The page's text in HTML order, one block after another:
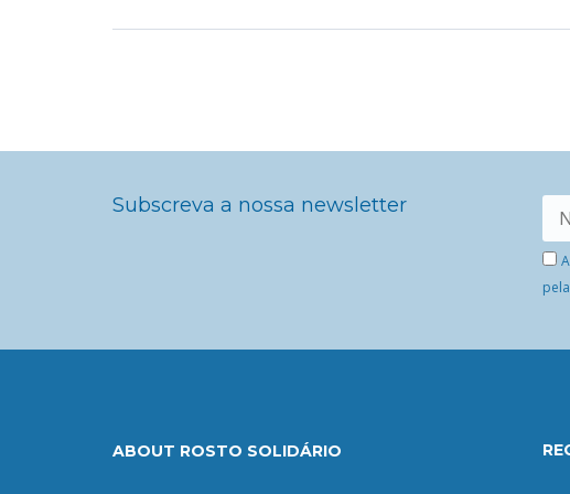
Subscreva a nossa newsletter
ABOUT ROSTO SOLIDÁRIO